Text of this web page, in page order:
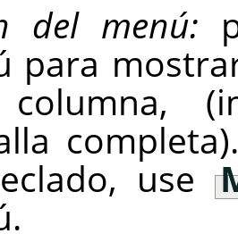
del menú:
para
use